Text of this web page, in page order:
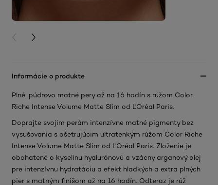
PREVIOUS CARD
NEXT CARD
Informácie o produkte
Plné, púdrovo matné pery až na 16 hodín s rúžom Color
Riche Intense Volume Matte Slim od L'Oréal Paris.
Doprajte svojim perám intenzívne matné pigmenty bez
vysušovania s ošetrujúcim ultratenkým rúžom Color Riche
Intense Volume Matte Slim od L'Oréal Paris. Zloženie je
obohatené o kyselinu hyalurónovú a vzácny arganový olej
pre intenzívnu hydratáciu a efekt hladkých a extra plných
pier s matným finišom až na 16 hodín. Odteraz je rúž